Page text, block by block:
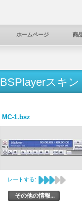
ホームページ 商
BSPlayerスキン
MC-1.bsz
レートする:
その他の情報...